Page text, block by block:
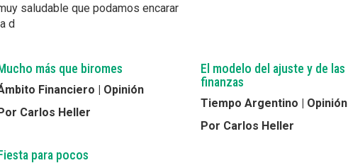
saludable que podamos encarar
d
más que biromes
Financiero | Opinión
Carlos Heller
El modelo del ajuste y de las
finanzas
Tiempo Argentino | Opinión
Por Carlos Heller
para pocos